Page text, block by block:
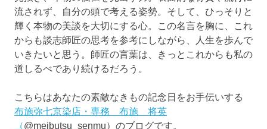
流されず、自分の頭で考える姿勢。そして、ひっそりと
輝く本物の美談を大切にする心。この名言を胸に、これ
からも談志師匠の思考を参考にしながら、人生を歩んで
いきたいと思う。師匠の言葉は、きっとこれからも私の
道しるべであり続けるだろう。
こちらはあなたの素敵なきもの記念日をお手伝いする
布施弥七京染店・専務 布施 将英
（@meibutsu_senmu）のブログです。